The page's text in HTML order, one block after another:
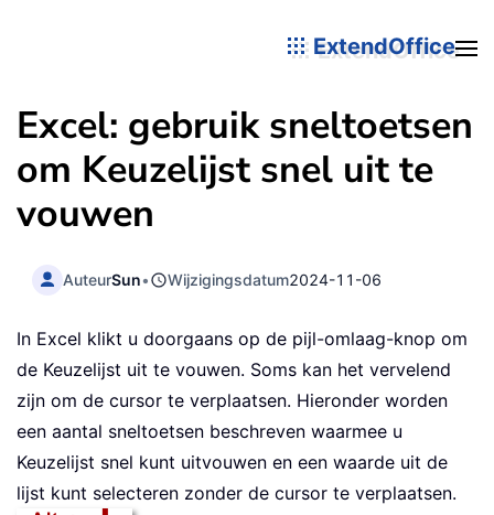
ExtendOffice
Excel: gebruik sneltoetsen
om Keuzelijst snel uit te
vouwen
AuteurSun• Wijzigingsdatum2024-11-06
In Excel klikt u doorgaans op de pijl-omlaag-knop om
de Keuzelijst uit te vouwen. Soms kan het vervelend
zijn om de cursor te verplaatsen. Hieronder worden
een aantal sneltoetsen beschreven waarmee u
Keuzelijst snel kunt uitvouwen en een waarde uit de
lijst kunt selecteren zonder de cursor te verplaatsen.